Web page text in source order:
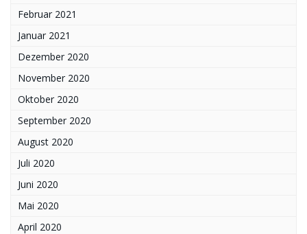
Februar 2021
Januar 2021
Dezember 2020
November 2020
Oktober 2020
September 2020
August 2020
Juli 2020
Juni 2020
Mai 2020
April 2020